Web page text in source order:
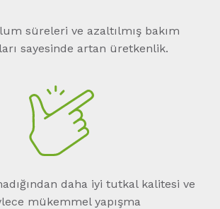
süreleri ve azaltılmış bakım
sayesinde artan üretkenlik.
daha iyi tutkal kalitesi ve
mükemmel yapışma